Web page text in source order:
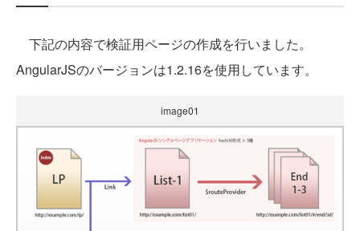
下記の内容で検証用ページの作成を行いました。
AngularJSのバージョンは1.2.16を使用しています。
image01